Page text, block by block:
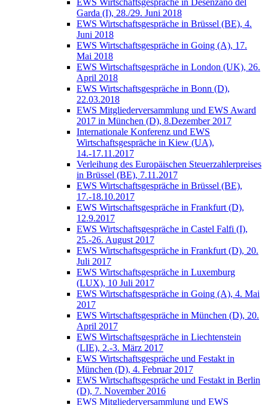
EWS Wirtschaftsgespräche in Desenzano del
Garda (I), 28./29. Juni 2018
EWS Wirtschaftsgespräche in Brüssel (BE), 4.
Juni 2018
EWS Wirtschaftsgespräche in Going (A), 17.
Mai 2018
EWS Wirtschaftsgespräche in London (UK), 26.
April 2018
EWS Wirtschaftsgespräche in Bonn (D),
22.03.2018
EWS Mitgliederversammlung und EWS Award
2017 in München (D), 8.Dezember 2017
Internationale Konferenz und EWS
Wirtschaftsgespräche in Kiew (UA),
14.-17.11.2017
Verleihung des Europäischen Steuerzahlerpreises
in Brüssel (BE), 7.11.2017
EWS Wirtschaftsgespräche in Brüssel (BE),
17.-18.10.2017
EWS Wirtschaftsgespräche in Frankfurt (D),
12.9.2017
EWS Wirtschaftsgespräche in Castel Falfi (I),
25.-26. August 2017
EWS Wirtschaftsgespräche in Frankfurt (D), 20.
Juli 2017
EWS Wirtschaftsgespräche in Luxemburg
(LUX), 10 Juli 2017
EWS Wirtschaftsgespräche in Going (A), 4. Mai
2017
EWS Wirtschaftsgespräche in München (D), 20.
April 2017
EWS Wirtschaftsgespräche in Liechtenstein
(LIE), 2.-3. März 2017
EWS Wirtschaftsgespräche und Festakt in
München (D), 4. Februar 2017
EWS Wirtschaftsgespräche und Festakt in Berlin
(D), 7. November 2016
EWS Mitgliederversammlung und EWS